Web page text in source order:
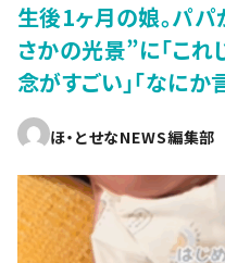
生後1ヶ月の娘。パ
さかの光景”に「これ
念がすごい」「なにか
ほ・とせなNEWS編集部